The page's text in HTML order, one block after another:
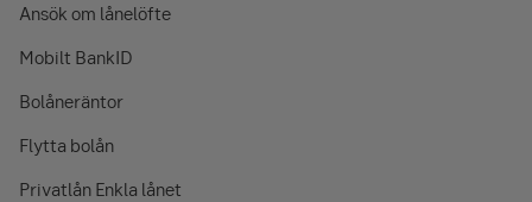
Ansök om lånelöfte
Mobilt BankID
Bolåneräntor
Flytta bolån
Privatlån Enkla lånet